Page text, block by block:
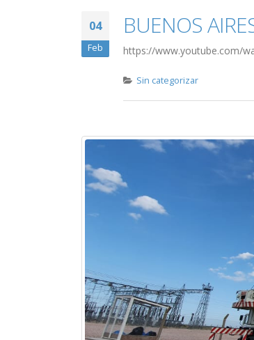
04
Feb
BUENOS
https://www.youtube.com/
Sin categorizar